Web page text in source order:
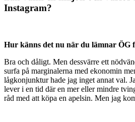
Instagram?
Hur känns det nu när du lämnar ÖG
Bra och dåligt. Men dessvärre ett
surfa på marginalerna med ekonomin
lågkonjunktur hade jag inget annat val.
lever i en tid där en mer eller mindre
råd med att köpa en apelsin. Men jag